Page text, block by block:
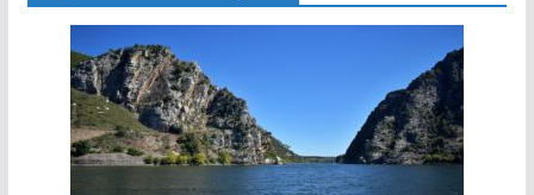
A aldeia mais portuguesa de Portugal (com